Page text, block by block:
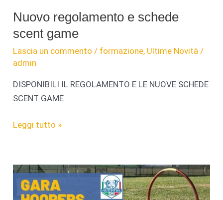
Nuovo regolamento e schede
scent game
Lascia un commento / formazione, Ultime Novità /
admin
DISPONIBILI IL REGOLAMENTO E LE NUOVE SCHEDE
SCENT GAME
Nuovo
schede
scent
game
Leggi tutto »